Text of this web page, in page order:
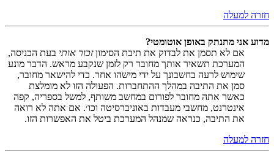
חזרה למעלה
מדוע אני מתנתק באופן אוטומטי?
אם לא תסמן את לבדוק את תיבת הסימוןזכור אותי בעת הכניסה,
המערכת תשאיר אותך מחובר רק לזמן שנקבע מראש. הדבר מונע
שימוש לרעה בחשבונך על ידי מישהו אחר. כדי להישאר מחובר,
סמן את התיבה במהלך ההתחברות. הפעולה הזו לא מומלצת
כאשר אתה מחובר לפורום במחשב משותף, למשל בספריה, קפה
אינטרנט, מחשבי מעבדות באוניברסיטה וכו׳. אם אתה לא רואה
את התיבה, כנראה שמנהל המערכת ביטל את האפשרות הזו.
חזרה למעלה